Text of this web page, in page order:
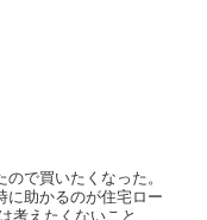
で買いたくなった。
助かるのが住宅ロー
考えたくないことで